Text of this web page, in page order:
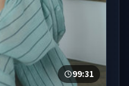
99:31